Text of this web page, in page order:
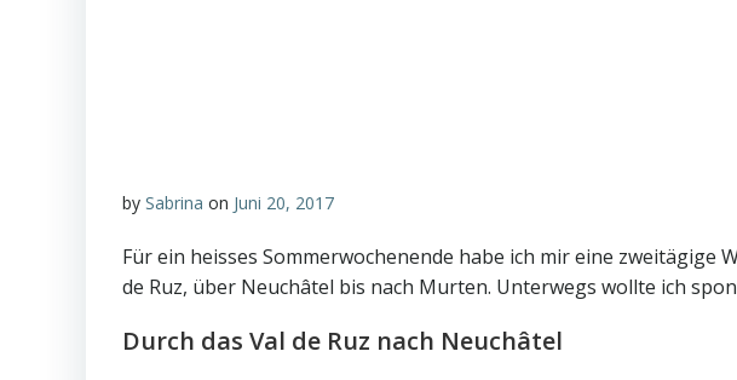
by Sabrina on Juni 20, 2017
Für ein heisses Sommerwochenende habe ich mir eine zwei­tägige
de Ruz, über Neuchâtel bis nach Murten. Unterwegs wollte ich
Durch das Val de Ruz nach Neuchâtel